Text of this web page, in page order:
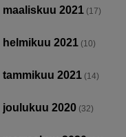
maaliskuu 2021 (17)
helmikuu 2021 (10)
tammikuu 2021 (14)
joulukuu 2020 (32)